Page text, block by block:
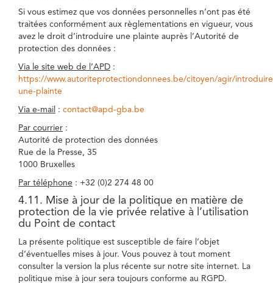
Si vous estimez que vos données personnelles n’ont pas été
traitées conformément aux règlementations en vigueur, vous
avez le droit d’introduire une plainte auprès l’Autorité de
protection des données :
Via le site web de l’APD :
https://www.autoriteprotectiondonnees.be/citoyen/agir/
une-plainte
Via e-mail : contact@apd-gba.be
Par courrier :
Autorité de protection des données
Rue de la Presse, 35
1000 Bruxelles
Par téléphone : +32 (0)2 274 48 00
4.11. Mise à jour de la politique en matière de
protection de la vie privée relative à l’utilisation
du Point de contact
La présente politique est susceptible de faire l’objet
d’éventuelles mises à jour. Vous pouvez à tout moment
consulter la version la plus récente sur notre site internet. La
politique mise à jour sera toujours conforme au RGPD.